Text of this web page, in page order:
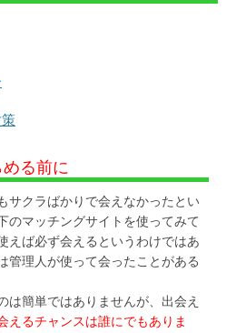
る前に
サクラばかりで会えなかったとい
のマッチングサイトを使ってみて
えば必ず会えるというわけではあ
管理人が使って会ったことがある
は簡単ではありませんが、出会え
えるチャンスは誰にでもありま